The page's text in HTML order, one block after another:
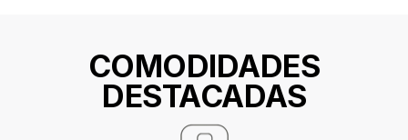
COMODIDADES
DESTACADAS